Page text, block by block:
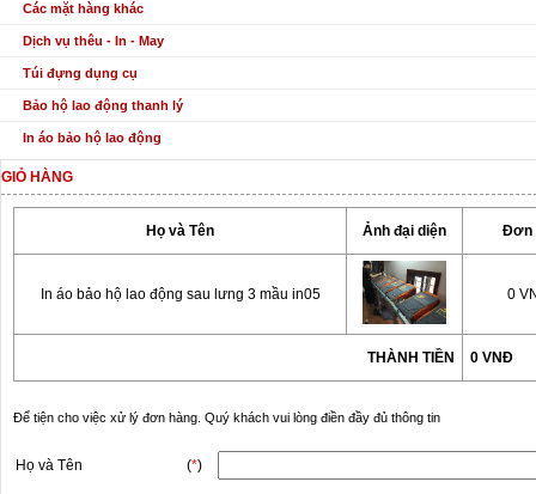
Các mặt hàng khác
Dịch vụ thêu - In - May
Túi đựng dụng cụ
Bảo hộ lao động thanh lý
In áo bảo hộ lao động
GIỎ HÀNG
Họ và Tên Ảnh đại diện Đơn
In áo bảo hộ lao động sau lưng 3 mầu in05 0
THÀNH TIỀN 0 VNĐ
Để tiện cho việc xử lý đơn hàng. Quý khách vui lòng điền đầy đủ thông tin
Họ và Tên (*)